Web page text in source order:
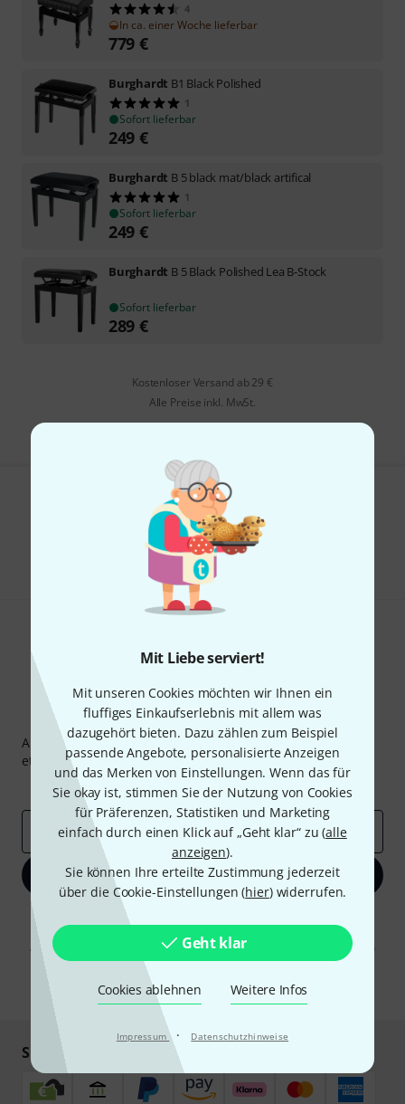
Mit Liebe serviert!
Mit unseren Cookies möchten wir Ihnen ein
fluffiges Einkaufserlebnis mit allem was
dazugehört bieten. Dazu zählen zum Beispiel
passende Angebote, personalisierte Anzeigen
und das Merken von Einstellungen. Wenn das für
Sie okay ist, stimmen Sie der Nutzung von Cookies
für Präferenzen, Statistiken und Marketing
einfach durch einen Klick auf „Geht klar“ zu (alle
anzeigen).
Sie können Ihre erteilte Zustimmung jederzeit
über die Cookie-Einstellungen (hier) widerrufen.
Geht klar
Cookies ablehnen Weitere Infos
Impressum · Datenschutzhinweise
4
In ca. einer Woche lieferbar
779 €
Burghardt B1 Black Polished
1
Sofort lieferbar
249 €
Burghardt B 5 black mat/black artifical
1
Sofort lieferbar
249 €
Burghardt B 5 Black Polished Lea B-Stock
Sofort lieferbar
289 €
Kostenloser Versand ab 29 €
Alle Preise inkl. MwSt.
Gefällt Ihnen, was Sie sehen?
Teilen Hilfe & Feedback
Thomann Newsletter
Abonniere den Thomann Newsletter und gewinne mit
etwas Glück einen von50 Gutscheinenüber jeweils50€
Inspirierende Beiträge
Deals Thomann Insights
E-Mail-Adresse*
Jetzt anmelden
Mit Klick auf „Jetzt anmelden“ stimmen Sie dem Erhalt von E-Mail-
Werbung und einer Messung des E-Mail-Nutzungsverhaltens zu. Die
Abmeldung ist jederzeit möglich. Weitere Informationen finden Sie in
unserenDatenschutzhinweisen.
* Pflichtfeld
Sicher einkaufen & bezahlen